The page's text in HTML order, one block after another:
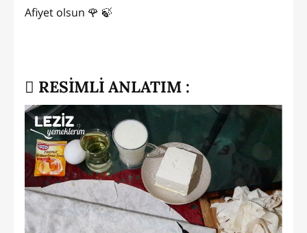
Afiyet olsun 🌹 🍃
RESİMLİ ANLATIM :